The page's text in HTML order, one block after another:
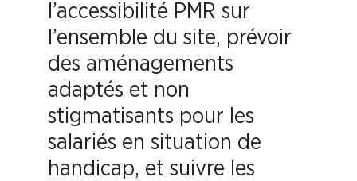
l’accessibilité PMR sur
l’ensemble du site, prévoir
des aménagements
adaptés et non
stigmatisants pour les
salariés en situation de
handicap, et suivre les